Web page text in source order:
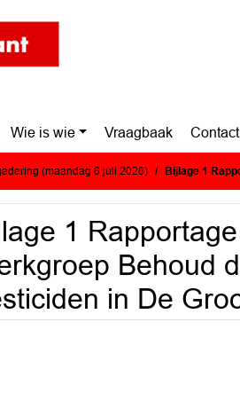
Wie is wie Vraagbaak Contact
(maandag 6 juli 2026) Bijlage 1 Rapportage van
1
Behoud
in De